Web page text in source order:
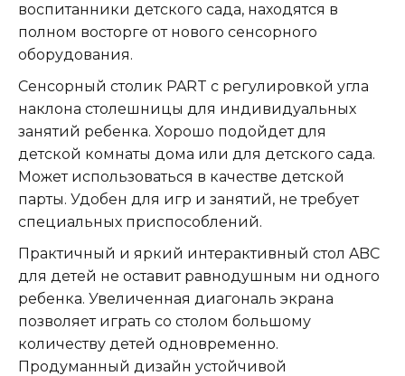
воспитанники детского сада, находятся в
полном восторге от нового сенсорного
оборудования.
Сенсорный столик PART с регулировкой угла
наклона столешницы для индивидуальных
занятий ребенка. Хорошо подойдет для
детской комнаты дома или для детского сада.
Может использоваться в качестве детской
парты. Удобен для игр и занятий, не требует
специальных приспособлений.
Практичный и яркий интерактивный стол ABC
для детей не оставит равнодушным ни одного
ребенка. Увеличенная диагональ экрана
позволяет играть со столом большому
количеству детей одновременно.
Продуманный дизайн устойчивой